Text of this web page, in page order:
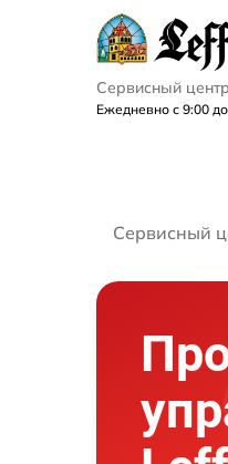
Сервисный
Ежедневно с 9:00
Сервисный